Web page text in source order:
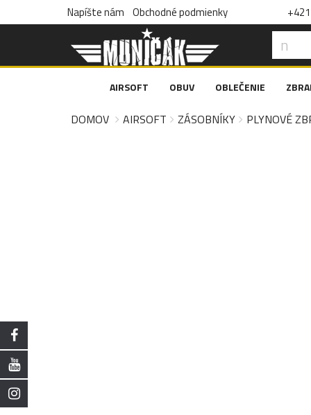
Napíšte nám Obchodné podmienky
AIRSOFT OBUV OBLEČENIE
DOMOV AIRSOFT ZÁSOBNÍKY PLYNOVÉ